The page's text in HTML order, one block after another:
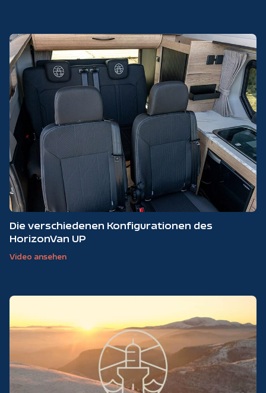
Die verschiedenen Konfigurationen des
HorizonVan UP
Video ansehen